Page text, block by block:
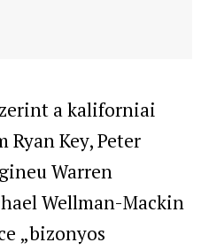
a kaliforniai
Key, Peter
Warren
Wellman-Mackin
„bizonyos